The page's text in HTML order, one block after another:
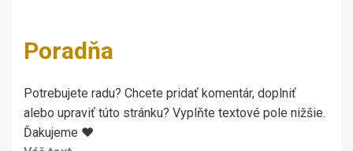
Poradňa
Potrebujete radu? Chcete pridať komentár, doplniť
alebo upraviť túto stránku? Vyplňte textové pole nižšie.
Ďakujeme ♥